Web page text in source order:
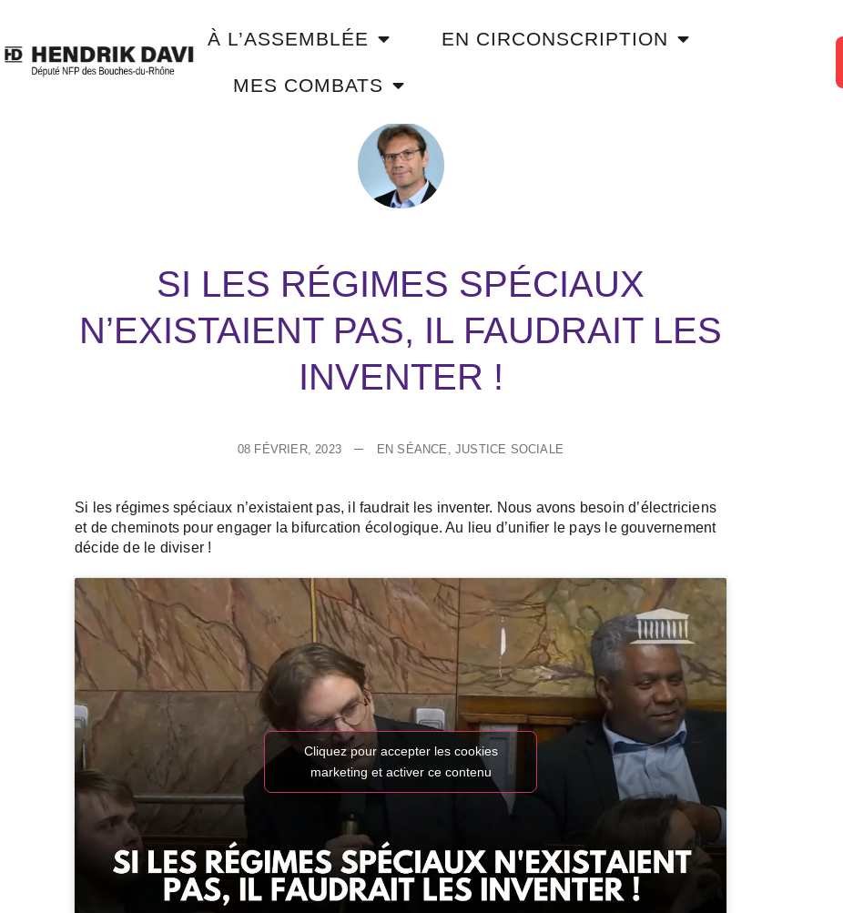
À L’ASSEMBLÉE EN CIRCONSCRIPTION
MES COMBATS
SI LES RÉGIMES SPÉCIAUX
N’EXISTAIENT PAS, IL FAUDRAIT LES
INVENTER !
08 FÉVRIER, 2023 EN SÉANCE ,JUSTICE SOCIALE
Si les régimes spéciaux n’existaient pas, il faudrait les inventer. Nous avons besoin d’électriciens
et de cheminots pour engager la bifurcation écologique. Au lieu d’unifier le pays le gouvernement
décide de le diviser !
Cliquez pour accepter les cookies
marketing et activer ce contenu